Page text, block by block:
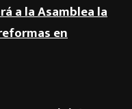
a la Asamblea la
en